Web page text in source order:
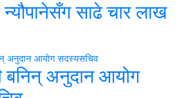
न्यौपानेसँग साढे चार लाख
बनिन् अनुदान आयोग